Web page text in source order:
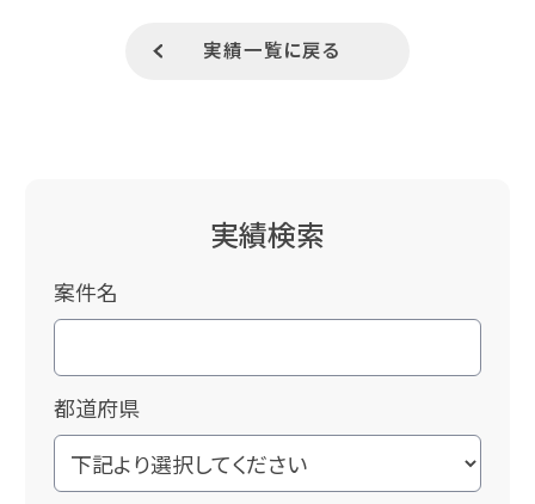
実績一覧に戻る
実績検索
案件名
都道府県